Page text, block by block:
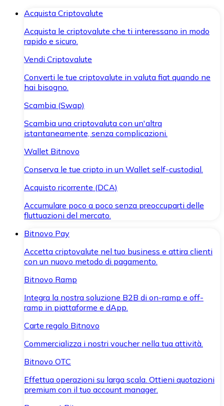
Acquista Criptovalute
Acquista le criptovalute che ti interessano in modo
rapido e sicuro.
Vendi Criptovalute
Converti le tue criptovalute in valuta fiat quando ne
hai bisogno.
Scambia (Swap)
Scambia una criptovaluta con un'altra
istantaneamente, senza complicazioni.
Wallet Bitnovo
Conserva le tue cripto in un Wallet self-custodial.
Acquisto ricorrente (DCA)
Accumulare poco a poco senza preoccuparti delle
fluttuazioni del mercato.
Bitnovo Pay
Accetta criptovalute nel tuo business e attira clienti
con un nuovo metodo di pagamento.
Bitnovo Ramp
Integra la nostra soluzione B2B di on-ramp e off-
ramp in piattaforme e dApp.
Carte regalo Bitnovo
Commercializza i nostri voucher nella tua attività.
Bitnovo OTC
Effettua operazioni su larga scala. Ottieni quotazioni
premium con il tuo account manager.